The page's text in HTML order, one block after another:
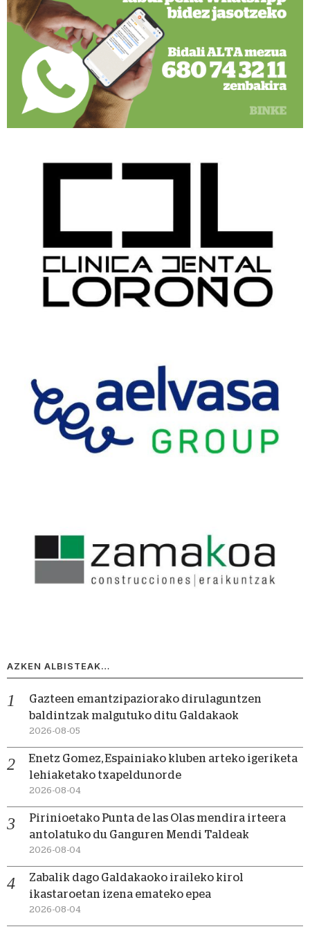
AZKEN ALBISTEAK…
Gazteen emantzipaziorako dirulaguntzen
baldintzak malgutuko ditu Galdakaok
2026-08-05
Enetz Gomez, Espainiako kluben arteko igeriketa
lehiaketako txapeldunorde
2026-08-04
Pirinioetako Punta de las Olas mendira irteera
antolatuko du Ganguren Mendi Taldeak
2026-08-04
Zabalik dago Galdakaoko iraileko kirol
ikastaroetan izena emateko epea
2026-08-04